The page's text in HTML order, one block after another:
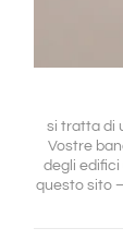
si tratta di
Vostre
degli edifici
questo sito